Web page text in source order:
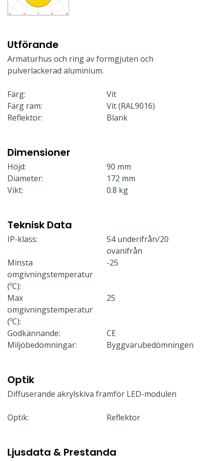
Utförande
Armaturhus och ring av formgjuten och
pulverlackerad aluminium.
Färg:
Vit
Färg ram:
Vit (RAL9016)
Reflektor:
Blank
Dimensioner
Höjd:
90 mm
Diameter:
172 mm
Vikt:
0.8 kg
Teknisk Data
IP-klass:
54 underifrån/20
ovanifrån
Minsta
omgivningstemperatur
(ºC):
-25
Max
omgivningstemperatur
(ºC):
25
Godkännande:
CE
Miljöbedömningar:
Byggvarubedömningen
Optik
Diffuserande akrylskiva framför LED-modulen
Optik: Reflektor
Ljusdata & Prestanda